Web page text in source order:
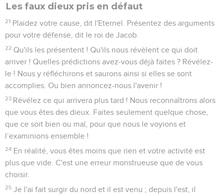
Les faux dieux pris en défaut
21 Plaidez votre cause, dit l'Eternel. Présentez des arguments
pour votre défense, dit le roi de Jacob.
22 Qu'ils les présentent ! Qu'ils nous révèlent ce qui doit
arriver ! Quelles prédictions avez-vous déjà faites ? Révélez-
le ! Nous y réfléchirons et saurons ainsi si elles se sont
accomplies. Ou bien annoncez-nous l'avenir !
23 Révélez ce qui arrivera plus tard ! Nous reconnaîtrons alors
que vous êtes des dieux. Faites seulement quelque chose,
que ce soit bien ou mal, pour que nous le voyions et
l’examinions ensemble !
24 En réalité, vous êtes moins que rien et votre activité est
plus que vide. C'est une erreur monstrueuse que de vous
choisir.
25 Je l'ai fait surgir du nord et il est venu ; depuis l'est, il